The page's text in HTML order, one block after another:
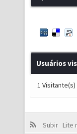
Usuários
1 Visitante(s)
Subir Lite